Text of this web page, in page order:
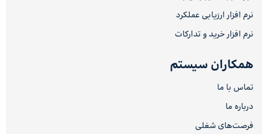
نرم افزار ارزیابی عملکرد
نرم افزار خرید و تدارکات
همکاران سیستم
تماس با ما
درباره ما
فرصت‌های شغلی